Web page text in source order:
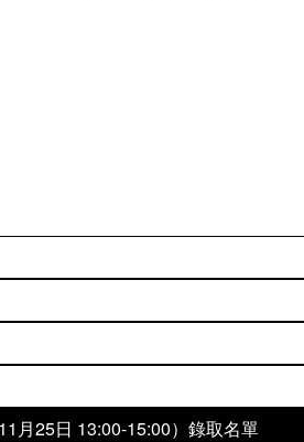
月25日 13:00-15:00）錄取名單